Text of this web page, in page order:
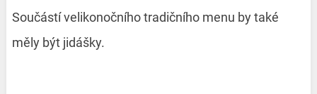
Součástí velikonočního tradičního menu by také
měly být jidášky.